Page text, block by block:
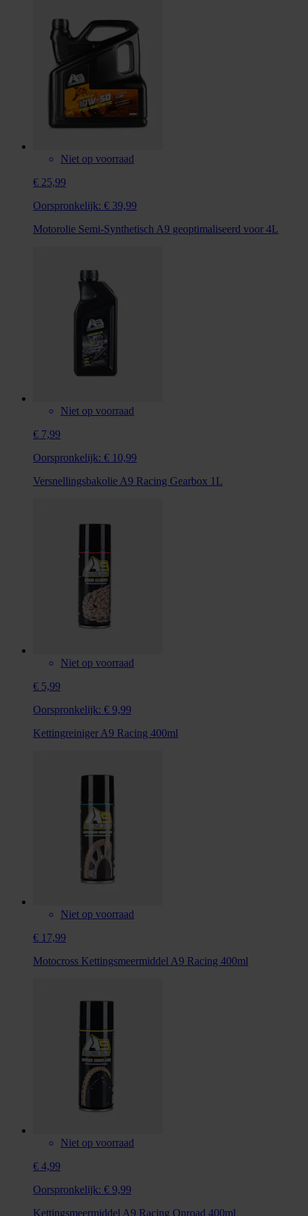
Niet op voorraad
€ 25,99
Oorspronkelijk: € 39,99
Motorolie Semi-Synthetisch A9 geoptimaliseerd voor 4L
Niet op voorraad
€ 7,99
Oorspronkelijk: € 10,99
Versnellingsbakolie A9 Racing Gearbox 1L
Niet op voorraad
€ 5,99
Oorspronkelijk: € 9,99
Kettingreiniger A9 Racing 400ml
Niet op voorraad
€ 17,99
Motocross Kettingsmeermiddel A9 Racing 400ml
Niet op voorraad
€ 4,99
Oorspronkelijk: € 9,99
Kettingsmeermiddel A9 Racing Onroad 400ml